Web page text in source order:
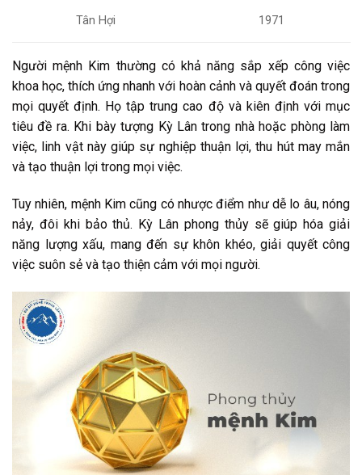
Tân Hợi 1971
Người mệnh Kim thường có khả năng sắp xếp công việc
khoa học, thích ứng nhanh với hoàn cảnh và quyết đoán trong
mọi quyết định. Họ tập trung cao độ và kiên định với mục
tiêu đề ra. Khi bày tượng Kỳ Lân trong nhà hoặc phòng làm
việc, linh vật này giúp sự nghiệp thuận lợi, thu hút may mắn
và tạo thuận lợi trong mọi việc.
Tuy nhiên, mệnh Kim cũng có nhược điểm như dễ lo âu, nóng
nảy, đôi khi bảo thủ. Kỳ Lân phong thủy sẽ giúp hóa giải
năng lượng xấu, mang đến sự khôn khéo, giải quyết công
việc suôn sẻ và tạo thiện cảm với mọi người.